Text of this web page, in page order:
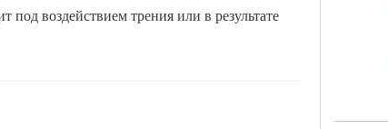
воздействием трения или в результате